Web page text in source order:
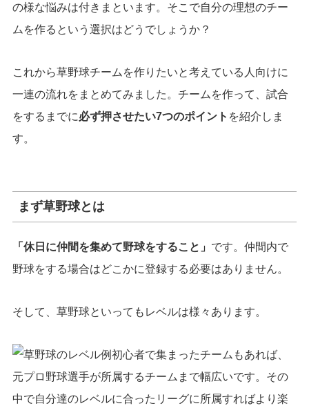
の様な悩みは付きまといます。そこで自分の理想のチー
ムを作るという選択はどうでしょうか？
これから草野球チームを作りたいと考えている人向けに
一連の流れをまとめてみました。チームを作って、試合
をするまでに必ず押させたい7つのポイント を紹介しま
す。
まず草野球とは
「 休日に仲間を集めて野球をすること」 です。 仲間内で
野球をする場合はどこかに登録する必要はありません。
そして、草野球といってもレベルは様々あります。
初心者で集まったチームもあれば、
元プロ野球選手が所属するチームまで幅広いです。その
中で自分達のレベルに合ったリーグに所属すればより楽